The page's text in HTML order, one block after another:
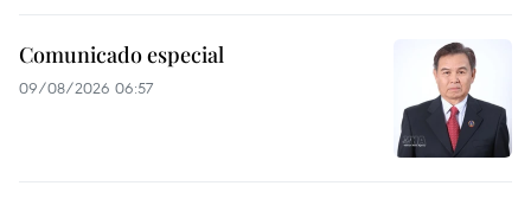
Comunicado especial
09/08/2026 06:57